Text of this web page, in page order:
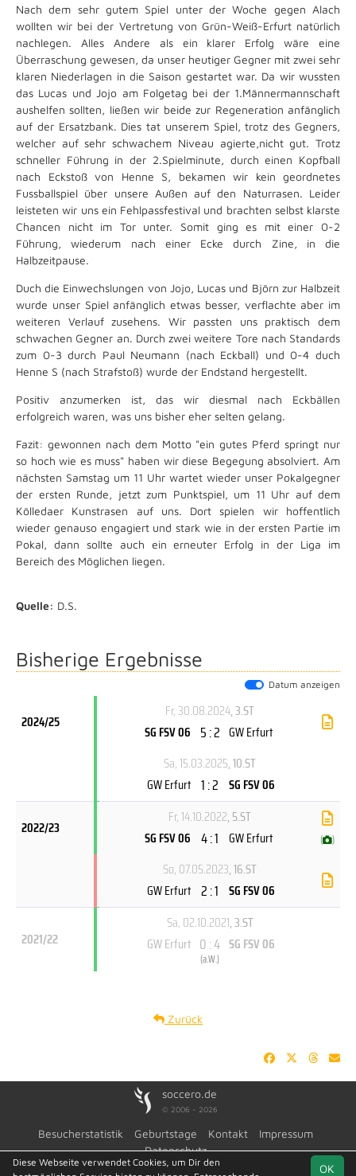
Nach dem sehr gutem Spiel unter der Woche gegen Alach
wollten wir bei der Vertretung von Grün-Weiß-Erfurt natürlich
nachlegen. Alles Andere als ein klarer Erfolg wäre eine
Überraschung gewesen, da unser heutiger Gegner mit zwei sehr
klaren Niederlagen in die Saison gestartet war. Da wir wussten
das Lucas und Jojo am Folgetag bei der 1.Männermannschaft
aushelfen sollten, ließen wir beide zur Regeneration anfänglich
auf der Ersatzbank. Dies tat unserem Spiel, trotz des Gegners,
welcher auf sehr schwachem Niveau agierte,nicht gut. Trotz
schneller Führung in der 2.Spielminute, durch einen Kopfball
nach Eckstoß von Henne S, bekamen wir kein geordnetes
Fussballspiel über unsere Außen auf den Naturrasen. Leider
leisteten wir uns ein Fehlpassfestival und brachten selbst klarste
Chancen nicht im Tor unter. Somit ging es mit einer 0-2
Führung, wiederum nach einer Ecke durch Zine, in die
Halbzeitpause.
Duch die Einwechslungen von Jojo, Lucas und Björn zur Halbzeit
wurde unser Spiel anfänglich etwas besser, verflachte aber im
weiteren Verlauf zusehens. Wir passten uns praktisch dem
schwachen Gegner an. Durch zwei weitere Tore nach Standards
zum 0-3 durch Paul Neumann (nach Eckball) und 0-4 duch
Henne S (nach Strafstoß) wurde der Endstand hergestellt.
Positiv anzumerken ist, das wir diesmal nach Eckbällen
erfolgreich waren, was uns bisher eher selten gelang.
Fazit: gewonnen nach dem Motto "ein gutes Pferd springt nur
so hoch wie es muss" haben wir diese Begegung absolviert. Am
nächsten Samstag um 11 Uhr wartet wieder unser Pokalgegner
der ersten Runde, jetzt zum Punktspiel, um 11 Uhr auf dem
Kölledaer Kunstrasen auf uns. Dort spielen wir hoffentlich
wieder genauso engagiert und stark wie in der ersten Partie im
Pokal, dann sollte auch ein erneuter Erfolg in der Liga im
Bereich des Möglichen liegen.
Quelle: D.S.
Bisherige Ergebnisse
Datum anzeigen
2024/25
Fr, 30.08.2024, 3.ST
SG FSV 06 5 : 2 GW Erfurt
Sa, 15.03.2025, 10.ST
GW Erfurt 1 : 2 SG FSV 06
2022/23
Fr, 14.10.2022, 5.ST
SG FSV 06 4 : 1 GW Erfurt ( )
So, 07.05.2023, 16.ST
GW Erfurt 2 : 1 SG FSV 06
2021/22
Sa, 02.10.2021, 3.ST
GW Erfurt 0 : 4
(a.W.)
SG FSV 06
Zurück
soccero.de
© 2006 - 2026
Besucherstatistik Geburtstage Kontakt
Impressum
Datenschutz
OK
Diese Webseite verwendet Cookies, um Dir den